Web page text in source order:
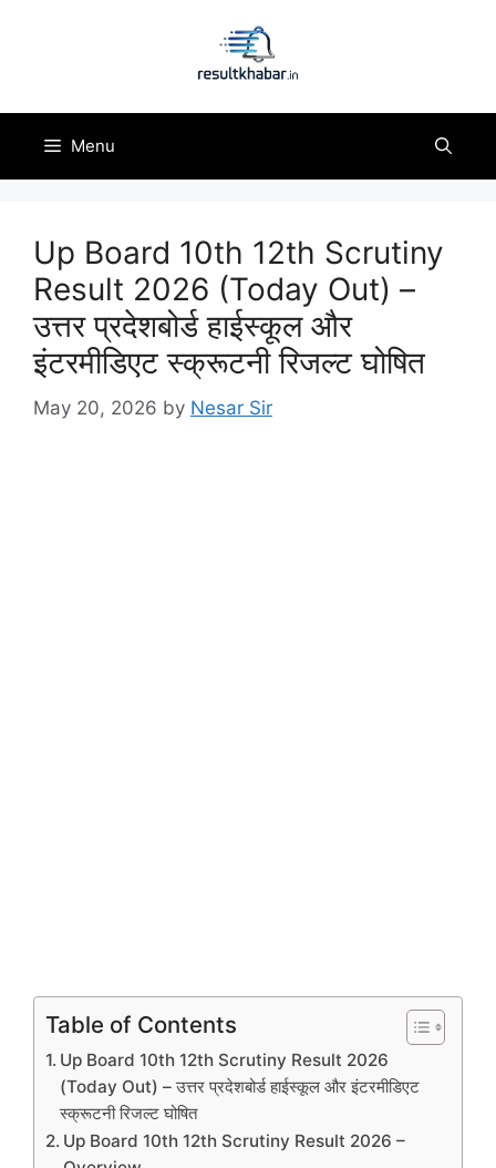
Menu
Up Board 10th 12th Scrutiny
Result 2026 (Today Out) –
उत्तर प्रदेशबोर्ड हाईस्कूल और
इंटरमीडिएट स्क्रूटनी रिजल्ट घोषित
May 20, 2026 by Nesar Sir
Table of Contents
Up Board 10th 12th Scrutiny Result 2026
(Today Out) – उत्तर प्रदेशबोर्ड हाईस्कूल और इंटरमीडिएट
स्क्रूटनी रिजल्ट घोषित
Up Board 10th 12th Scrutiny Result 2026 –